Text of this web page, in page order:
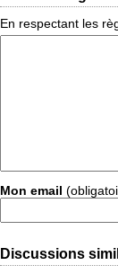
En respectant les
Mon email
Discussions